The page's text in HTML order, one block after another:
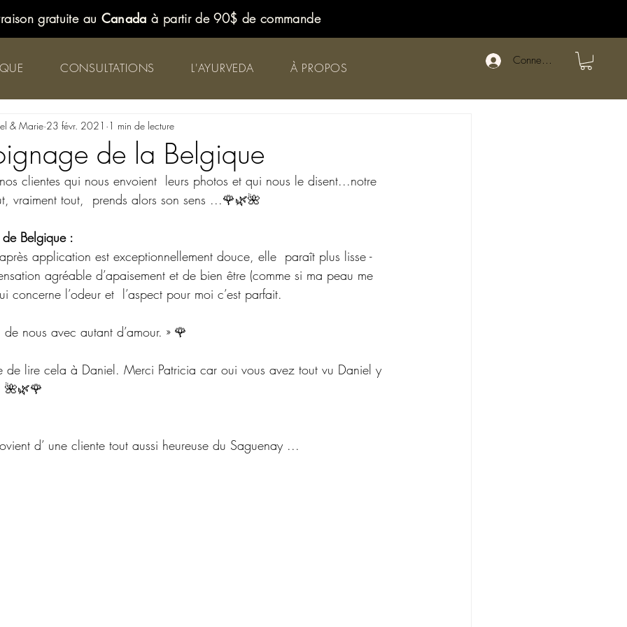
gratuite au Canada à partir de 90$ de commande
CONSULTATIONS L'AYURVEDA À PROPOS Connexion
de la Belgique
& Marie 23 févr. 2021 1 min de lecture
clientes qui nous envoient  leurs photos et qui nous le disent...notre
vraiment tout,  prends alors son sens ...🌹🌿🌺
Belgique :
application est exceptionnellement douce, elle  paraît plus lisse -
agréable d’apaisement et de bien être (comme si ma peau me
concerne l’odeur et  l’aspect pour moi c’est parfait.
nous avec autant d’amour. » 🌹
de lire cela à Daniel. Merci Patricia car oui vous avez tout vu Daniel y
🌺🌿🌹
d’ une cliente tout aussi heureuse du Saguenay ...